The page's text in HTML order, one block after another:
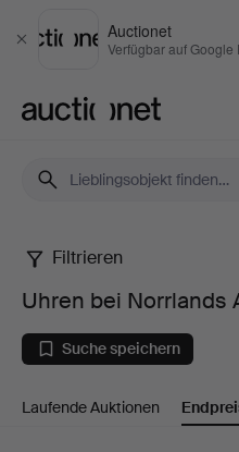
Schließen
Auctionet
Verfügbar auf Google
Uhren
bei
Norrlands
Auktionsverk
Filtrieren
Uhren bei Norrlands
Suche speichern
Laufende Auktionen